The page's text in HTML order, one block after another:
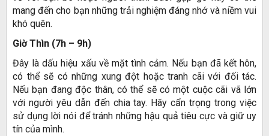
mang đến cho bạn những trải nghiệm đáng nhớ và niềm vui
khó quên.
Giờ Thìn (7h – 9h)
Đây là dấu hiệu xấu về mặt tình cảm. Nếu bạn đã kết hôn,
có thể sẽ có những xung đột hoặc tranh cãi với đối tác.
Nếu bạn đang độc thân, có thể sẽ có một cuộc cãi vã lớn
với người yêu dẫn đến chia tay. Hãy cẩn trọng trong việc
sử dụng lời nói để tránh những hậu quả tiêu cực và giữ uy
tín của mình.